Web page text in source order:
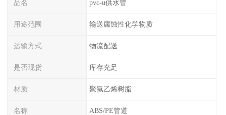
品名 pvc-u供水管
用途范围 输送腐蚀性化学物质
运输方式 物流配送
是否现货 库存充足
材质 聚氯乙烯树脂
名称 ABS/PE管道